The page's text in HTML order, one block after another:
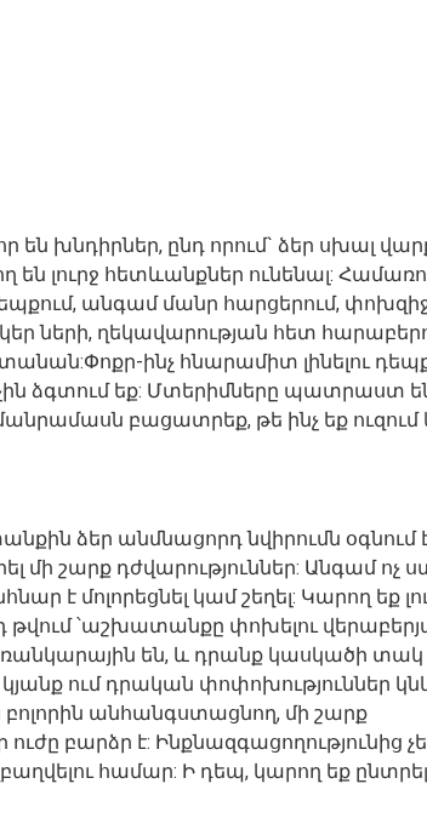
խնդիրներ, ընդ որում` ձեր սխալ
լուրջ հետևանքներ ունենալ:
անգամ մանր հարցերում,
ների, ղեկավարության հետ
ինչ հնարամիտ լինելու
ձգտում եք: Մտերիմները պատրաստ են
բացատրեք, թե ինչ եք ուզում
ձեր անմնացորդ նվիրումն օգնում
մի շարք դժվարություններ: Անգամ
է մոլորեցնել կամ շեղել: Կարող եք
թվում ՝աշխատանքը փոխելու
են, և դրանք կասկածի տակ
ում դրական փոփոխություններ
բոլորին անհանգստացնող, մի շարք
բարձր է: Ինքնազգացողությունից
համար: Ի դեպ, կարող եք ընտրել